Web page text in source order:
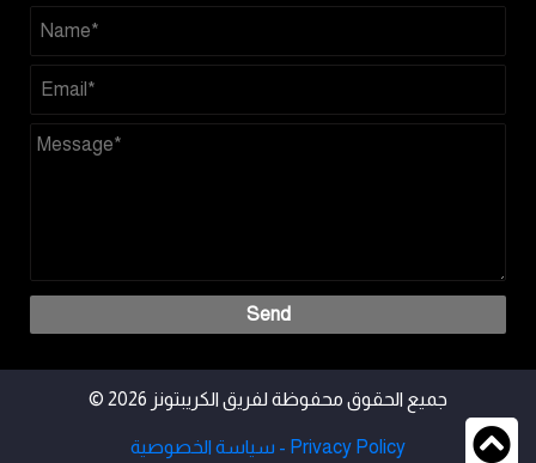
Send
© 2026 جميع الحقوق محفوظة لفريق الكريبتونز
سياسة الخصوصية - Privacy Policy